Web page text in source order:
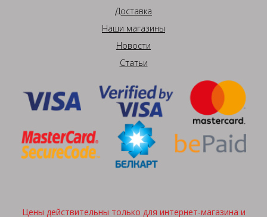
Доставка
Наши магазины
Новости
Статьи
Цены действительны только для интернет-магазина и